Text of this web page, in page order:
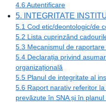
4.6 Autentificare
5. INTEGRITATE
5.1 Cod etic/deontologic/de
5.2 Lista cuprinzând
5.3 Mecanismul de
5.4 Declarația privind
organizațională
5.5 Planul de integritate al
5.6 Raport narativ referitor
prevăzute în SNA și în